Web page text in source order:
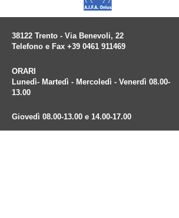
38122 Trento - Via Benevoli, 22
Telefono e Fax +39 0461 911469
ORARI
Lunedì- Martedì - Mercoledì - Venerdì 08.00-
13.00
Giovedì 08.00-13.00 e 14.00-17.00